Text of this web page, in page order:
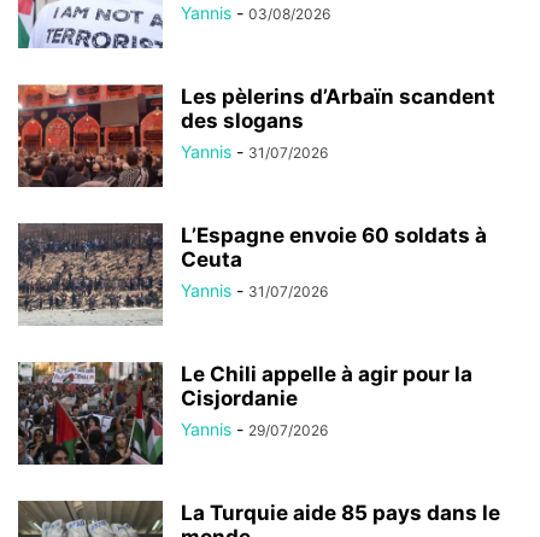
Yannis - 03/08/2026
Les pèlerins d’Arbaïn scandent
des slogans
Yannis - 31/07/2026
L’Espagne envoie 60 soldats à
Ceuta
Yannis - 31/07/2026
Le Chili appelle à agir pour la
Cisjordanie
Yannis - 29/07/2026
La Turquie aide 85 pays dans le